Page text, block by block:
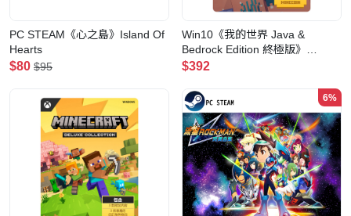
PC STEAM《心之島》Island Of
Hearts
$80 $95
Win10《我的世界 Java &
Bedrock Edition 終極版》
Minecraft: Java & Bedrock
$392
6%